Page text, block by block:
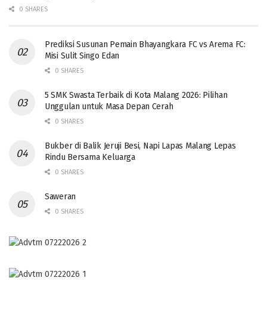
0 SHARES
Prediksi Susunan Pemain Bhayangkara FC vs Arema FC:
Misi Sulit Singo Edan
0 SHARES
5 SMK Swasta Terbaik di Kota Malang 2026: Pilihan
Unggulan untuk Masa Depan Cerah
0 SHARES
Bukber di Balik Jeruji Besi, Napi Lapas Malang Lepas
Rindu Bersama Keluarga
0 SHARES
Saweran
0 SHARES